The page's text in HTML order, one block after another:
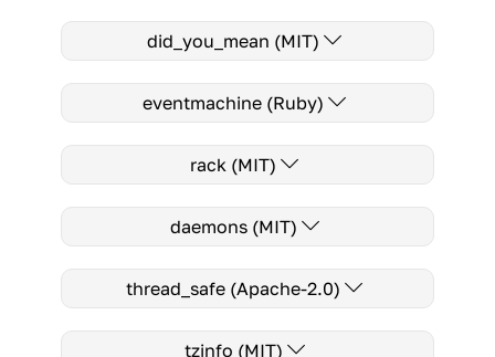
did_you_mean (MIT)
eventmachine (Ruby)
rack (MIT)
daemons (MIT)
thread_safe (Apache-2.0)
tzinfo (MIT)